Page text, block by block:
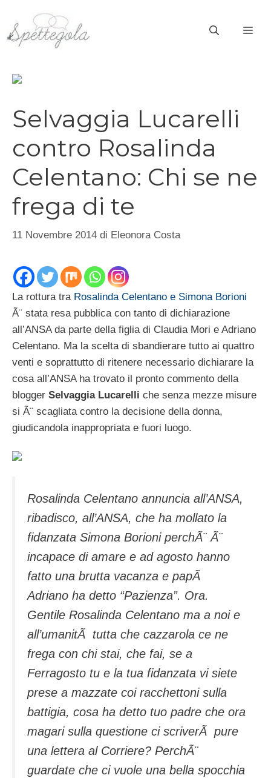
contenuto
Selvaggia Lucarelli
contro Rosalinda
Celentano: Chi se ne
frega di te
11 Novembre 2014 di Eleonora Costa
La rottura tra Rosalinda Celentano e Simona Borioni
Ã¨ stata resa pubblica con tanto di dichiarazione
all’ANSA da parte della figlia di Claudia Mori e Adriano
Celentano. Ma la scelta di sbandierare tutto ai quattro
venti e soprattutto di ritenere necessario dichiarare la
cosa all’ANSA ha trovato il pronto commento della
blogger Selvaggia Lucarelli che senza mezze misure
si Ã¨ scagliata contro la decisione della donna,
giudicandola inappropriata e fuori luogo.
Rosalinda Celentano annuncia all’ANSA,
ribadisco, all’ANSA, che ha mollato la
fidanzata Simona Borioni perchÃ¨ Ã¨
incapace di amare e ad agosto hanno
fatto una brutta vacanza e papÃ
Adriano ha detto “Pazienza”. Ora.
Gentile Rosalinda Celentano ma a noi e
all’umanitÃ tutta che cazzarola ce ne
frega con chi stai, che fai, se a
Ferragosto tu e la tua fidanzata vi siete
prese a mazzate coi racchettoni sulla
battigia, cosa ha detto tuo padre che ora
magari sulla questione ci scriverÃ pure
una lettera al Corriere? PerchÃ¨
guardate che ci vuole una bella spocchia